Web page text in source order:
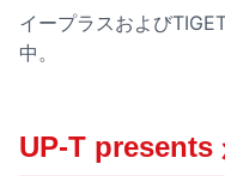
イープラスおよび
中。
UP-T presents